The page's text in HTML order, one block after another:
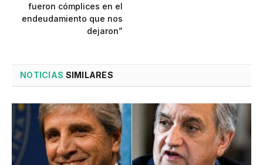
fueron cómplices en el
endeudamiento que nos
dejaron”
NOTICIAS SIMILARES